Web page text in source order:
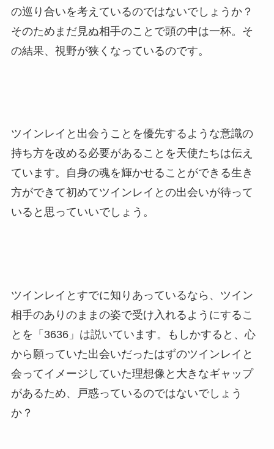
の巡り合いを考えているのではないでしょうか？
そのためまだ見ぬ相手のことで頭の中は一杯。そ
の結果、視野が狭くなっているのです。
ツインレイと出会うことを優先するような意識の
持ち方を改める必要があることを天使たちは伝え
ています。自身の魂を輝かせることができる生き
方ができて初めてツインレイとの出会いが待って
いると思っていいでしょう。
ツインレイとすでに知りあっているなら、ツイン
相手のありのままの姿で受け入れるようにするこ
とを「3636」は説いています。もしかすると、心
から願っていた出会いだったはずのツインレイと
会ってイメージしていた理想像と大きなギャップ
があるため、戸惑っているのではないでしょう
か？